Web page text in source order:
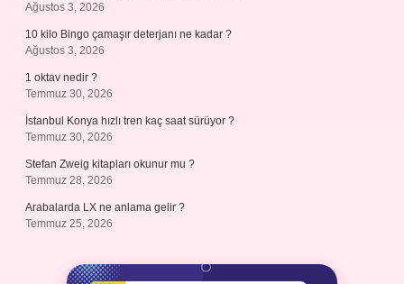
Ağustos 3, 2026
10 kilo Bingo çamaşır deterjanı ne kadar ?
Ağustos 3, 2026
1 oktav nedir ?
Temmuz 30, 2026
İstanbul Konya hızlı tren kaç saat sürüyor ?
Temmuz 30, 2026
Stefan Zweig kitapları okunur mu ?
Temmuz 28, 2026
Arabalarda LX ne anlama gelir ?
Temmuz 25, 2026